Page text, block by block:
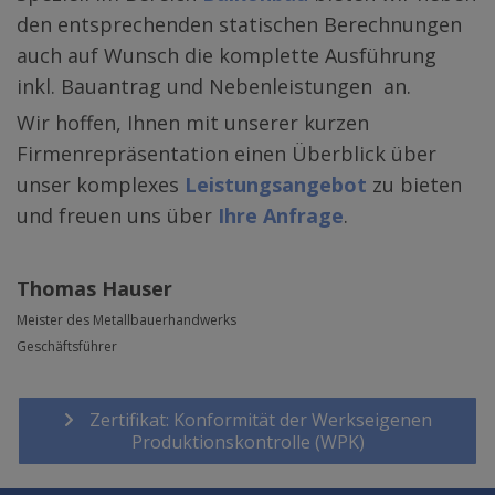
den entsprechenden statischen Berechnungen
auch auf Wunsch die komplette Ausführung
inkl. Bauantrag und Nebenleistungen an.
Wir hoffen, Ihnen mit unserer kurzen
Firmenrepräsentation einen Überblick über
unser komplexes Leistungsangebot zu bieten
und freuen uns über Ihre Anfrage.
Thomas Hauser
Meister des Metallbauerhandwerks
Geschäftsführer
Zertifikat: Konformität der Werkseigenen
Produktionskontrolle (WPK)